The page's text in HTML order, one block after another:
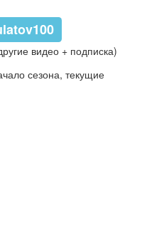
видео + подписка)